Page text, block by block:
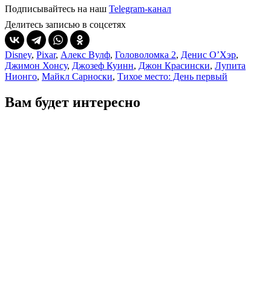
Подписывайтесь на наш Telegram-канал
Делитесь записью в соцсетях
Disney, Pixar, Алекс Вулф, Головоломка 2, Денис О’Хэр,
Джимон Хонсу, Джозеф Куинн, Джон Красински, Лупита
Нионго, Майкл Сарноски, Тихое место: День первый
Вам будет интересно